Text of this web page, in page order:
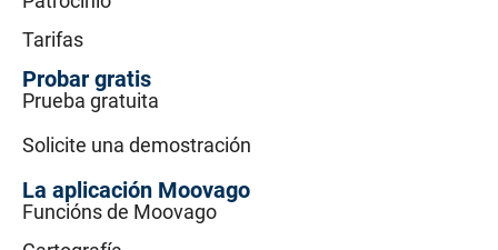
Tarifas
Probar gratis
Prueba gratuita
Solicite una demostración
La aplicación Moovago
Funcións de Moovago